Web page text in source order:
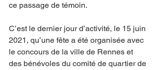
ce passage de témoin.
C’est le dernier jour d’activité, le 15 juin
2021, qu’une fête a été organisée avec
le concours de la ville de Rennes et
des bénévoles du comité de quartier de